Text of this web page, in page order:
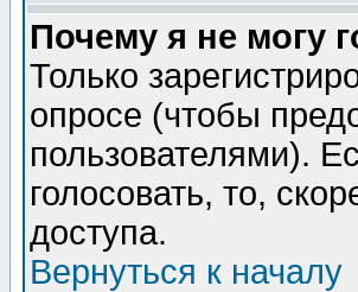
Почему я не могу
Только
опросе (чтобы
пользователями).
голосовать, то,
доступа.
Вернуться к началу